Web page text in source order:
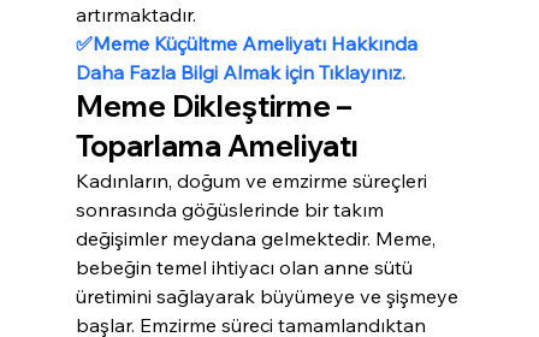
artırmaktadır.
✅Meme Küçültme Ameliyatı Hakkında
Daha Fazla Bilgi Almak için Tıklayınız.
Meme Dikleştirme –
Toparlama Ameliyatı
Kadınların, doğum ve emzirme süreçleri
sonrasında göğüslerinde bir takım
değişimler meydana gelmektedir. Meme,
bebeğin temel ihtiyacı olan anne sütü
üretimini sağlayarak büyümeye ve şişmeye
başlar. Emzirme süreci tamamlandıktan